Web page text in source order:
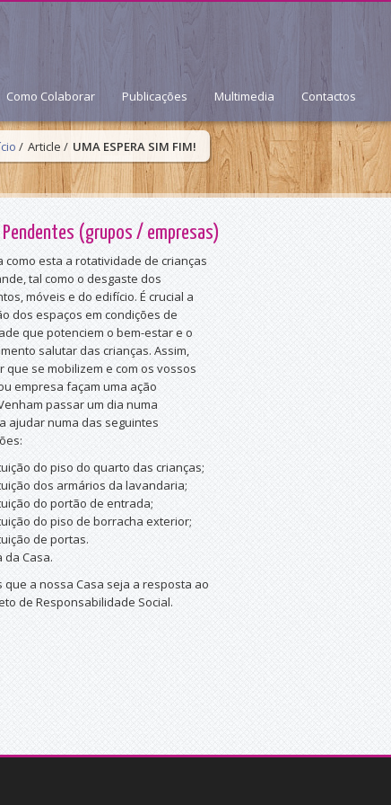
Como Colaborar Publicações Multimedia Contactos
/ Article / UMA ESPERA SIM FIM!
(grupos / empresas)
como esta a rotatividade de crianças
tal como o desgaste dos
móveis e do edifício. É crucial a
dos espaços em condições de
que potenciem o bem-estar e o
salutar das crianças. Assim,
que se mobilizem e com os vossos
empresa façam uma ação
passar um dia numa
ajudar numa das seguintes
do piso do quarto das crianças;
dos armários da lavandaria;
do portão de entrada;
do piso de borracha exterior;
de portas.
da Casa.
que a nossa Casa seja a resposta ao
de Responsabilidade Social.